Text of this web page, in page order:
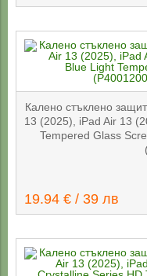
Калено стъклено
13 (2025), iPad Air 13
Tempered Glass
19.94 € / 39 лв